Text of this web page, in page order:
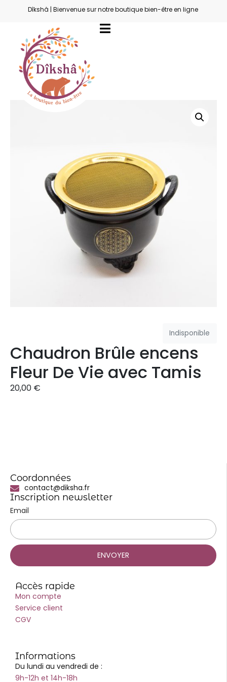
Dîkshâ | Bienvenue sur notre boutique bien-être en ligne
Indisponible
Chaudron Brûle encens
Fleur De Vie avec Tamis
20,00 €
Coordonnées
contact@diksha.fr
Inscription newsletter
Email
ENVOYER
Accès rapide
Mon compte
Service client
CGV
Informations
Du lundi au vendredi de :
9h-12h et 14h-18h